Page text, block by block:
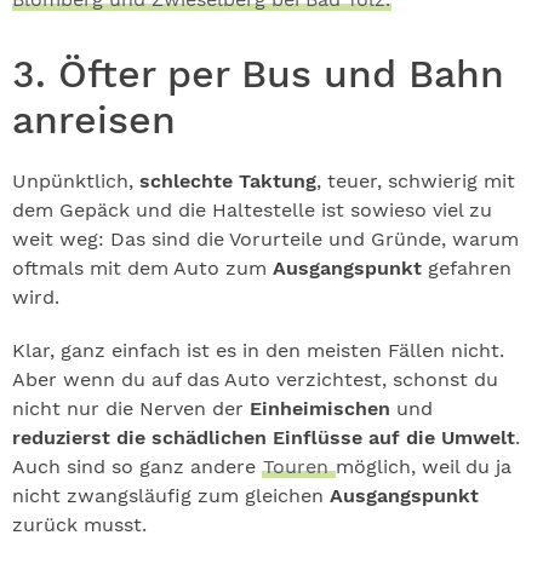
3. Öfter per Bus und Bahn
anreisen
Unpünktlich, schlechte Taktung, teuer, schwierig mit
dem Gepäck und die Haltestelle ist sowieso viel zu
weit weg: Das sind die Vorurteile und Gründe, warum
oftmals mit dem Auto zum Ausgangspunkt gefahren
wird.
Klar, ganz einfach ist es in den meisten Fällen nicht.
Aber wenn du auf das Auto verzichtest, schonst du
nicht nur die Nerven der Einheimischen und
reduzierst die schädlichen Einflüsse auf die Umwelt.
Auch sind so ganz andere Tourenmöglich, weil du ja
nicht zwangsläufig zum gleichen Ausgangspunkt
zurück musst.